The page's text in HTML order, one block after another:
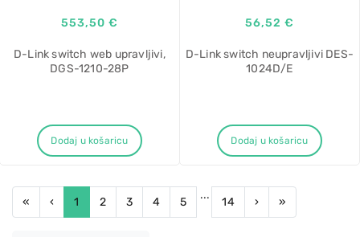
553,50 €
D-Link switch web upravljivi,
DGS-1210-28P
Dodaj u košaricu
56,52 €
D-Link switch neupravljivi DES-
1024D/E
Dodaj u košaricu
« First‹Previous
1 2 3 4 5
...
14 ›Next»